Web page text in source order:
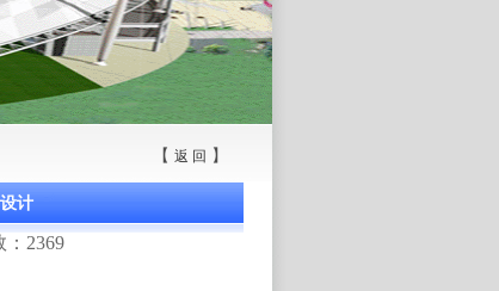
【 返 回 】
计
：2369